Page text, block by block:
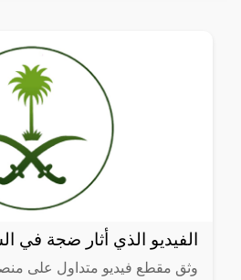
الفيديو الذي أثار ضجة في
وثق مقطع فيديو متداول على منصة